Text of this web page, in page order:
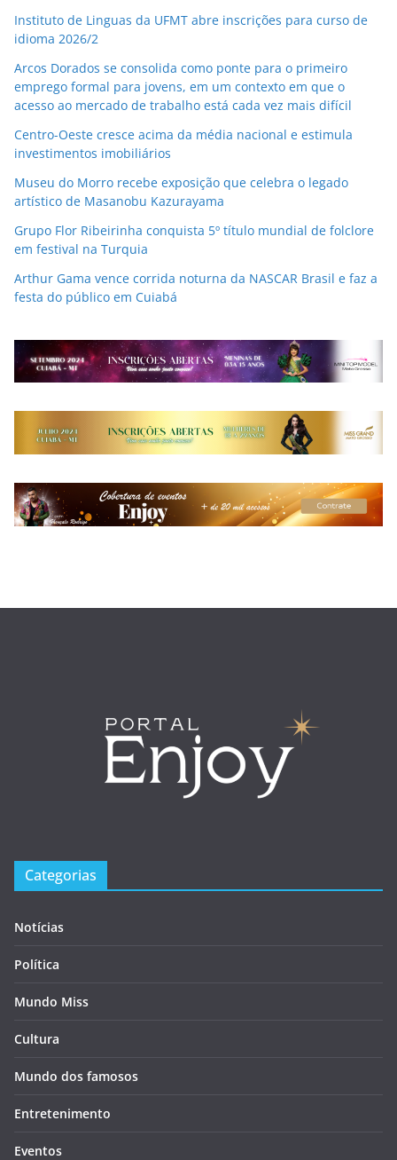
Instituto de Linguas da UFMT abre inscrições para curso de
idioma 2026/2
Arcos Dorados se consolida como ponte para o primeiro
emprego formal para jovens, em um contexto em que o
acesso ao mercado de trabalho está cada vez mais difícil
Centro-Oeste cresce acima da média nacional e estimula
investimentos imobiliários
Museu do Morro recebe exposição que celebra o legado
artístico de Masanobu Kazurayama
Grupo Flor Ribeirinha conquista 5º título mundial de folclore
em festival na Turquia
Arthur Gama vence corrida noturna da NASCAR Brasil e faz a
festa do público em Cuiabá
Categorias
Notícias
Política
Mundo Miss
Cultura
Mundo dos famosos
Entretenimento
Eventos